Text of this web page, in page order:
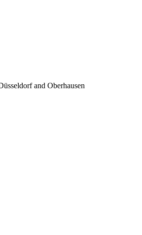
and Oberhausen